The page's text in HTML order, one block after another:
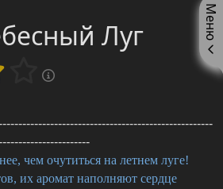
Луг
чем очутиться на летнем луге!
их аромат наполняют сердце
Меню